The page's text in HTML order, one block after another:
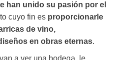
han unido su pasión por el
cuyo fin es proporcionarle
de vino,
en obras eternas.
a ver una bodega, le